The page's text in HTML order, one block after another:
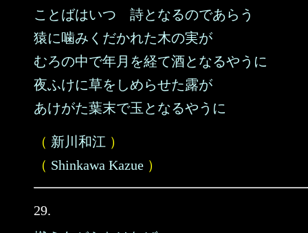
ことばはいつ 詩となるのであらう
猿に噛みくだかれた木の実が
むろの中で年月を経て酒となるやうに
夜ふけに草をしめらせた露が
あけがた葉末で玉となるやうに
（ 新川和江 ）
（ Shinkawa Kazue ）
29.